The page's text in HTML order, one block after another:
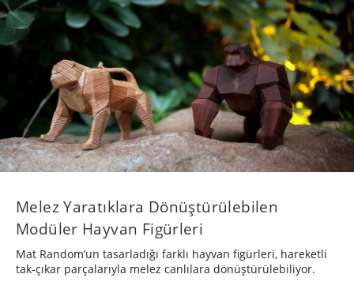
Melez Yaratıklara Dönüştürülebilen
Modüler Hayvan Figürleri
Mat Random’un tasarladığı farklı hayvan figürleri, hareketli
tak-çıkar parçalarıyla melez canlılara dönüştürülebiliyor.